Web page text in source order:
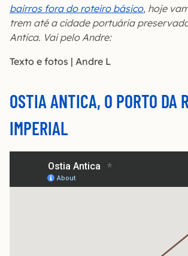
bairros fora do roteiro básico, hoje
trem até a cidade portuária
Antica. Vai pelo Andre:
Texto e fotos | Andre L
OSTIA ANTICA, O PORTO DA
IMPERIAL